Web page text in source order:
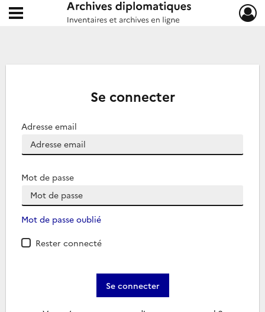
Archives diplomatiques
Ouvrir le menu déroulant
Se connecter
Adresse email
Mot de passe
Mot de passe oublié
Rester connecté
Se connecter